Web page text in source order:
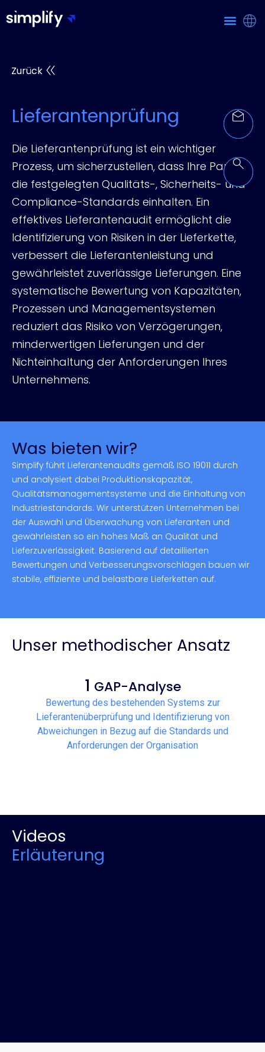
Zurück
Lieferantenprüfung
Die Lieferantenprüfung ist ein wichtiger
Prozess, um sicherzustellen, dass Ihre Partner
die festgelegten Qualitäts-, Sicherheits- und
Compliance-Standards einhalten. Ein
effektives Lieferantenaudit ermöglicht die
Identifizierung von Risiken in der Lieferkette,
verbessert die Lieferantenleistung und
gewährleistet zuverlässige Lieferungen. Eine
systematische Bewertung von Kapazitäten,
Prozessen und Managementsystemen
reduziert das Risiko von Verzögerungen,
minderwertigen Lieferungen und der
Nichteinhaltung der Anforderungen Ihres
Unternehmens.
Was bieten wir?
Simplify führt Lieferantenaudits gemäß ISO 19011 durch
und analysiert dabei Produktionskapazität,
Qualitätsmanagementsysteme und die Einhaltung von
Industriestandards. Wir unterstützen Unternehmen bei
der Auswahl und Überwachung von Lieferanten und
gewährleisten so ein hohes Maß an Qualität und
Lieferzuverlässigkeit. Basierend auf detaillierten
Bewertungen und Verbesserungsvorschlägen bauen wir
stabile, effiziente und belastbare Lieferketten auf.
Unser methodischer Ansatz
1 GAP-Analyse
Bewertung des bestehenden Systems zur
Lieferantenüberprüfung und Identifizierung von
Abweichungen in Bezug auf die Standards und
Anforderungen der Organisation
Videos
Erläuterung